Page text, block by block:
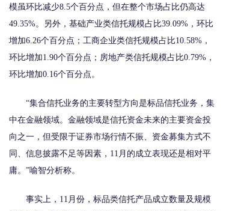
模虽环比减少8.5个百分点，但在整个市场占比仍高达
49.35%。另外，基础产业类信托规模占比39.09%，环比
增加6.26个百分点；工商企业类信托规模占比10.58%，
环比增加1.90个百分点；房地产类信托规模占比0.79%，
环比增加0.16个百分点。
“集合信托业务的主要转型方向是标品信托业务，集
中在金融领域。金融领域是信托资金未来的主要资金投
向之一，但受限于证券市场行情不振、资金募集方式不
同、信息披露不足等因素，11月的成立表现还是相对平
庸。”喻智分析称。
事实上，11月份，标品类信托产品成立数量及规模